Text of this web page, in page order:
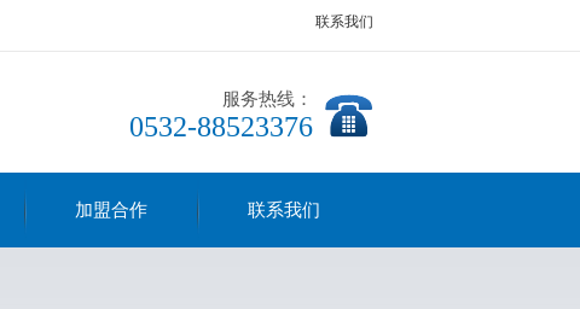
联系我们
服务热线：
0532-88523376
加盟合作 联系我们